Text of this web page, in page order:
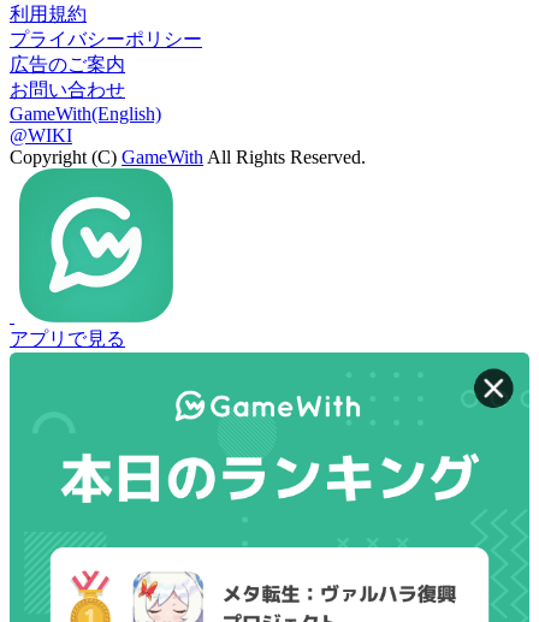
利用規約
プライバシーポリシー
広告のご案内
お問い合わせ
GameWith(English)
@WIKI
Copyright (C) GameWith All Rights Reserved.
アプリで見る